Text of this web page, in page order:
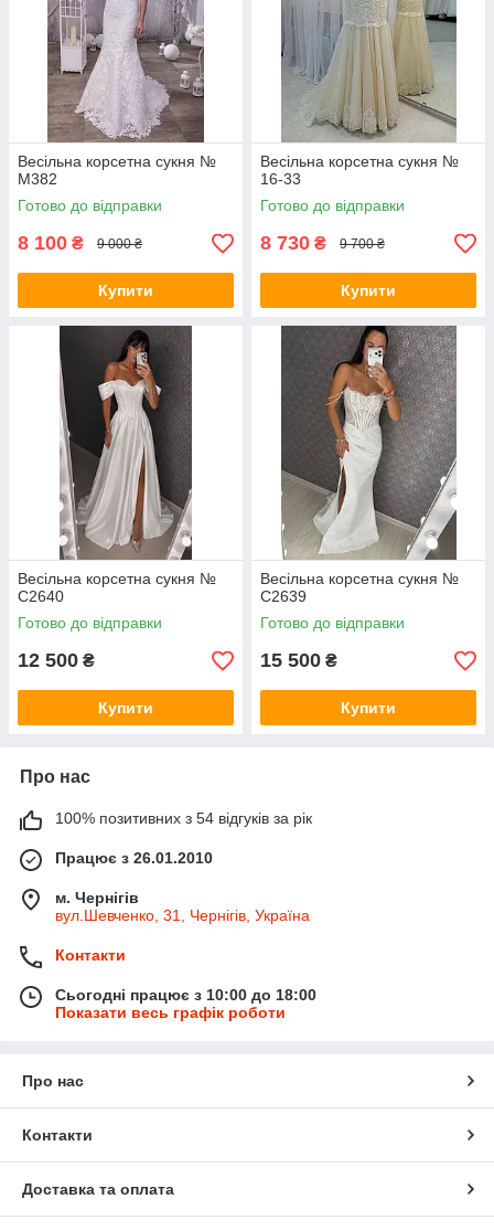
Весільна корсетна сукня №
M382
Готово до відправки
8 100 ₴ 9 000 ₴
Купити
Весільна корсетна сукня №
16-33
Готово до відправки
8 730 ₴ 9 700 ₴
Купити
Весільна корсетна сукня №
C2640
Готово до відправки
12 500 ₴
Купити
Весільна корсетна сукня №
С2639
Готово до відправки
15 500 ₴
Купити
Про нас
100% позитивних з 54 відгуків за рік
Працює з 26.01.2010
м. Чернігів
вул.Шевченко, 31, Чернігів, Україна
Контакти
Сьогодні працює з 10:00 до 18:00
Показати весь графік роботи
Про нас
Контакти
Доставка та оплата